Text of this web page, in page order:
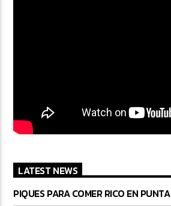
LATEST NEWS
PIQUES PARA COMER RICO EN PUNTA